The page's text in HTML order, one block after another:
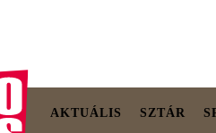
AKTUÁLIS SZTÁR